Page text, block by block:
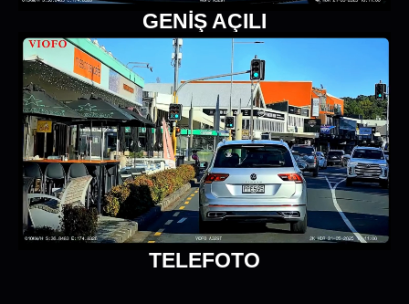
GENİŞ AÇILI
TELEFOTO